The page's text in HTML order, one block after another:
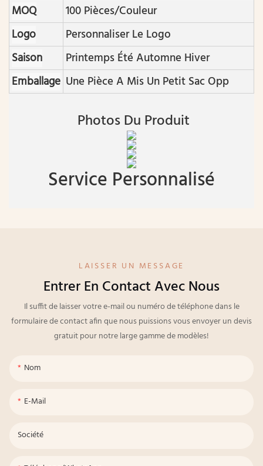
MOQ
100 Pièces/couleur
Logo
Personnaliser Le Logo
Saison
Printemps Été Automne Hiver
Emballage Une Pièce A Mis Un Petit Sac Opp
Photos Du Produit
Service Personnalisé
LAISSER UN MESSAGE
Entrer En Contact Avec Nous
Il suffit de laisser votre e-mail ou numéro de téléphone dans le
formulaire de contact afin que nous puissions vous envoyer un devis
gratuit pour notre large gamme de modèles!
Nom
E-Mail
Société